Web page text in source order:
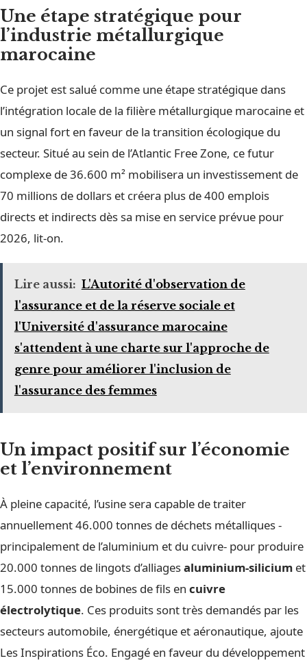
Une étape stratégique pour
l’industrie métallurgique
marocaine
Ce projet est salué comme une étape stratégique dans
l’intégration locale de la filière métallurgique marocaine et
un signal fort en faveur de la transition écologique du
secteur. Situé au sein de l’Atlantic Free Zone, ce futur
complexe de 36.600 m² mobilisera un investissement de
70 millions de dollars et créera plus de 400 emplois
directs et indirects dès sa mise en service prévue pour
2026, lit-on.
Lire aussi: L'Autorité d'observation de
l'assurance et de la réserve sociale et
l'Université d'assurance marocaine
s'attendent à une charte sur l'approche de
genre pour améliorer l'inclusion de
l'assurance des femmes
Un impact positif sur l’économie
et l’environnement
À pleine capacité, l’usine sera capable de traiter
annuellement 46.000 tonnes de déchets métalliques -
principalement de l’aluminium et du cuivre- pour produire
20.000 tonnes de lingots d’alliagesaluminium-silicium et
15.000 tonnes de bobines de fils en cuivre
électrolytique. Ces produits sont très demandés par les
secteurs automobile, énergétique et aéronautique, ajoute
Les Inspirations Éco. Engagé en faveur du développement